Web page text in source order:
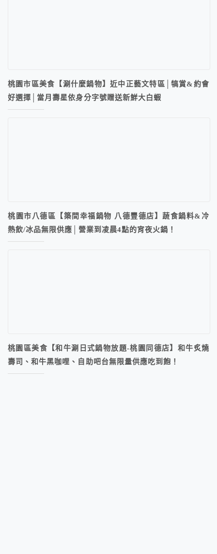
桃園市區美食【涮什麼鍋物】近中正藝文特區│犒賞&約會
好選擇│當月壽星依身分字號贈送新鮮大白蝦
桃園市八德區【築間幸福鍋物 八德豐德店】蔬食鍋料&冷
熱飲/冰品無限供應│營業到凌晨4點的宵夜火鍋！
桃園區美食【和牛涮日式鍋物放題-桃園同德店】和牛炙燒
壽司、和牛黑咖哩、自助吧台無限量供應吃到飽！